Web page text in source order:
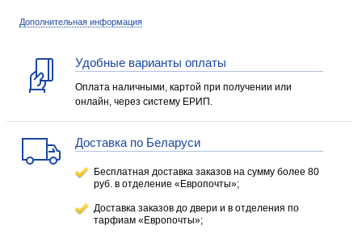
Дополнительная информация
Удобные варианты оплаты
Оплата наличными, картой при получении или
онлайн, через систему ЕРИП.
Доставка по Беларуси
Бесплатная доставка заказов на сумму более 80
руб. в отделение «Европочты»;
Доставка заказов до двери и в отделения по
тарфиам «Европочты»;